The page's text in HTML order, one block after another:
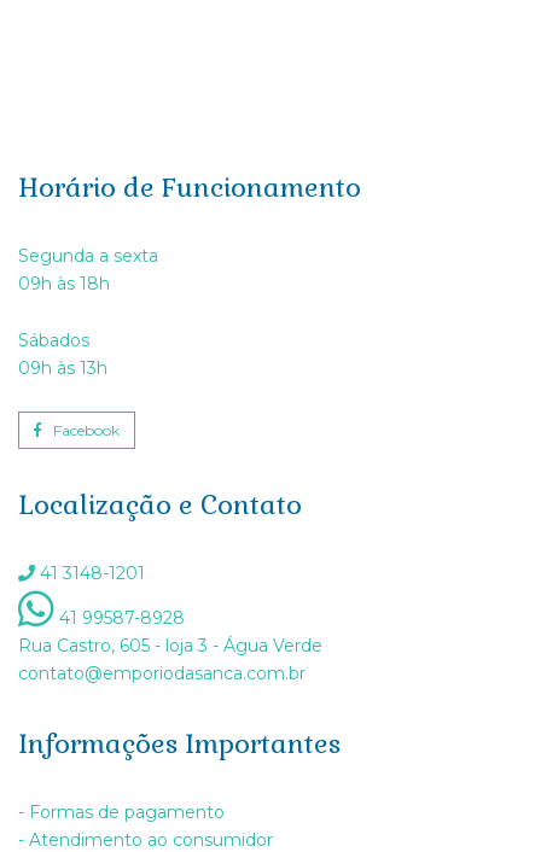
Horário de Funcionamento
Segunda a sexta
09h às 18h
Sábados
09h às 13h
Facebook
Localização e Contato
41 3148-1201
41 99587-8928
Rua Castro, 605 - loja 3 - Água Verde
contato@emporiodasanca.com.br
Informações Importantes
- Formas de pagamento
- Atendimento ao consumidor